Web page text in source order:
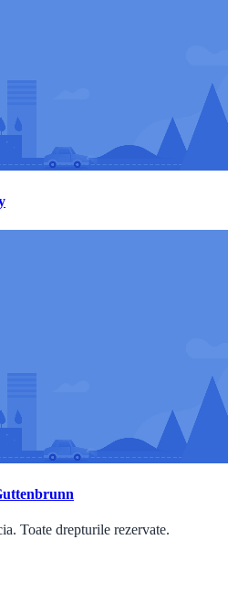
Toate drepturile rezervate.